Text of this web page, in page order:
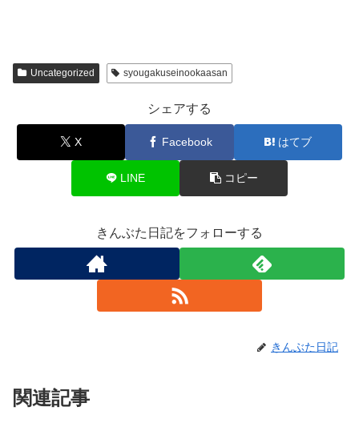
Uncategorized syougakuseinookaasan
シェアする
X Facebook はてブ
LINE コピー
きんぶた日記をフォローする
きんぶた日記
関連記事